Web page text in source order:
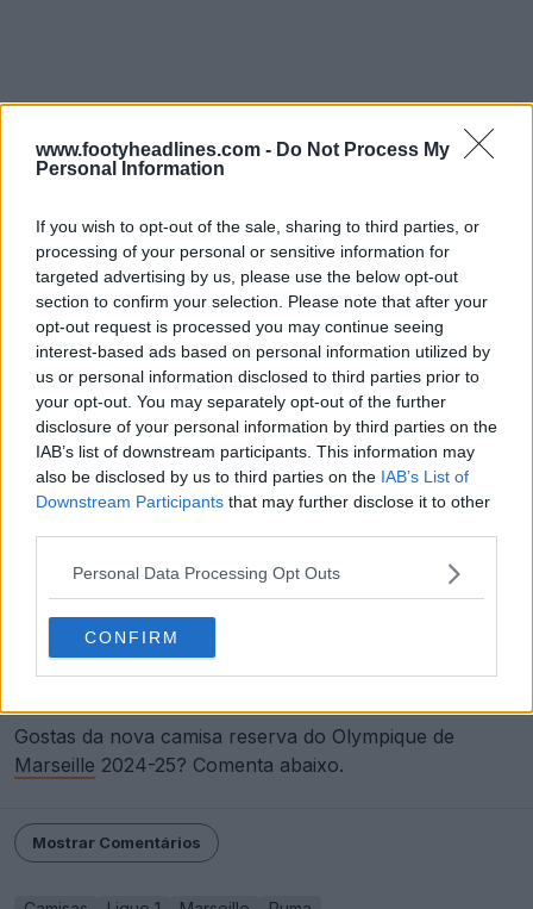
www.footyheadlines.com - Do Not Process My
Personal Information
If you wish to opt-out of the sale, sharing to third parties, or
processing of your personal or sensitive information for
targeted advertising by us, please use the below opt-out
section to confirm your selection. Please note that after your
opt-out request is processed you may continue seeing
interest-based ads based on personal information utilized by
us or personal information disclosed to third parties prior to
your opt-out. You may separately opt-out of the further
disclosure of your personal information by third parties on the
IAB’s list of downstream participants. This information may
also be disclosed by us to third parties on the IAB’s List of
Downstream Participants that may further disclose it to other
Personal Data Processing Opt Outs
CONFIRM
Gostas da nova camisa reserva do Olympique de
Marseille 2024-25? Comenta abaixo.
Mostrar Comentários